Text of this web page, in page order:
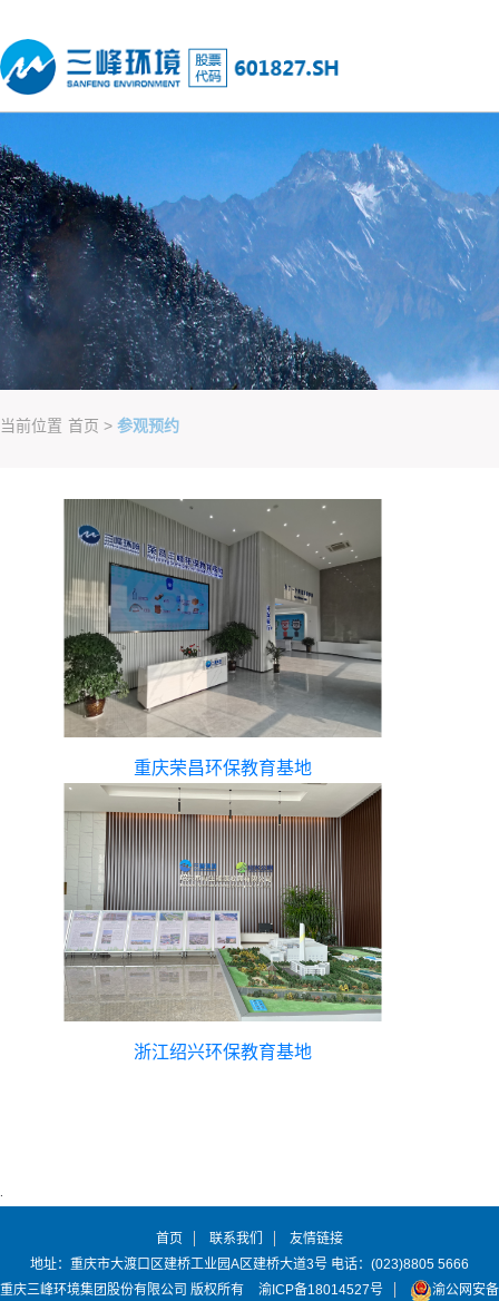
当前位置 首页 > 参观预约
重庆荣昌环保教育基地
浙江绍兴环保教育基地
首页 联系我们
友情链接
地址：重庆市大渡口区建桥工业园A区建桥大道3号 电话：(023)8805 5666
重庆三峰环境集团股份有限公司 版权所有
渝ICP备18014527号
渝公网安备